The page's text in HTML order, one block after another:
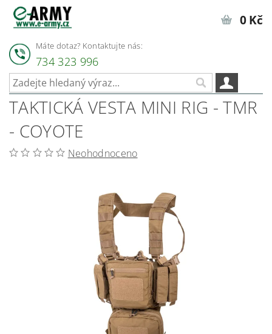
Máte dotaz? Kontaktujte nás:
734 323 996
0 Kč
TAKTICKÁ VESTA MINI RIG - TMR
- COYOTE
Neohodnoceno